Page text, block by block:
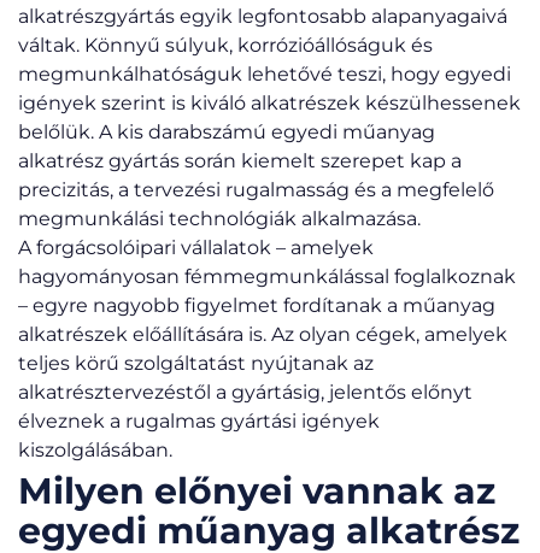
alkatrészgyártás egyik legfontosabb alapanyagaivá
váltak. Könnyű súlyuk, korrózióállóságuk és
megmunkálhatóságuk lehetővé teszi, hogy egyedi
igények szerint is kiváló alkatrészek készülhessenek
belőlük. A kis darabszámú egyedi műanyag
alkatrész gyártás során kiemelt szerepet kap a
precizitás, a tervezési rugalmasság és a megfelelő
megmunkálási technológiák alkalmazása.
A forgácsolóipari vállalatok – amelyek
hagyományosan fémmegmunkálással foglalkoznak
– egyre nagyobb figyelmet fordítanak a műanyag
alkatrészek előállítására is. Az olyan cégek, amelyek
teljes körű szolgáltatást nyújtanak az
alkatrésztervezéstől a gyártásig, jelentős előnyt
élveznek a rugalmas gyártási igények
kiszolgálásában.
Milyen előnyei vannak az
egyedi műanyag alkatrész